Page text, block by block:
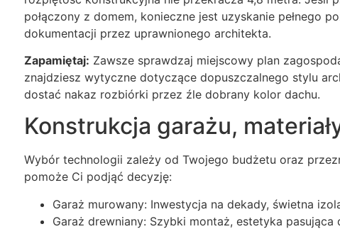
połączony z domem, konieczne jest uzyskanie pełnego
dokumentacji przez uprawnionego architekta.
Zapamiętaj: Zawsze sprawdzaj miejscowy plan
znajdziesz wytyczne dotyczące dopuszczalnego stylu
dostać nakaz rozbiórki przez źle dobrany kolor dachu.
Konstrukcja garażu,
Wybór technologii zależy od Twojego budżetu oraz
pomoże Ci podjąć decyzję:
Garaż murowany: Inwestycja na dekady, świetna
Garaż drewniany: Szybki montaż, estetyka